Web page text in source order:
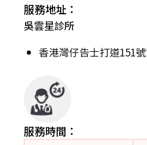
服務地址：
吳雲星診所
香港灣仔告士打道151
服務時間：